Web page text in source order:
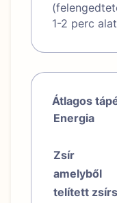
1-2 perc
Átlagos
Energia
Zsír
amelyből
telített